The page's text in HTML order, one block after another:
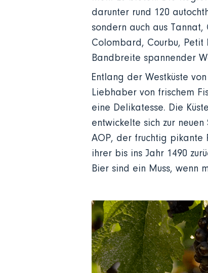
darunter rund 120
sondern auch aus
Colombard, Courbu, Petit
Bandbreite spannender
Entlang der Westküste
Liebhaber von frischem
eine Delikatesse. Die
entwickelte sich zur
AOP, der fruchtig pikante
ihrer bis ins Jahr 1490
Bier sind ein Muss, wenn